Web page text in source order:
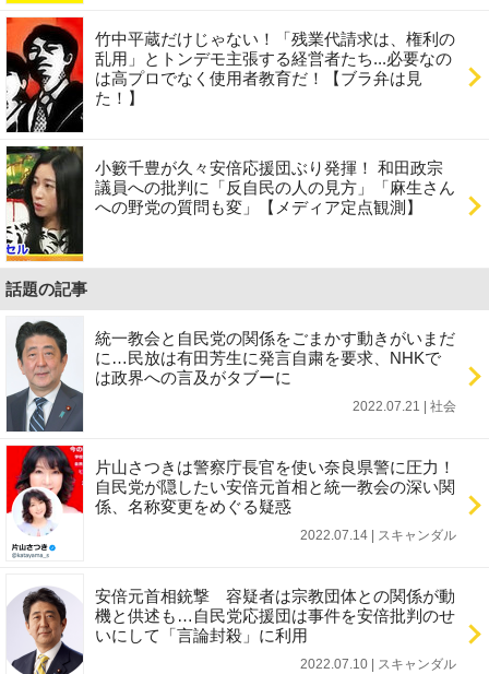
竹中平蔵だけじゃない！「残業代請求は、権利の
乱用」とトンデモ主張する経営者たち...必要なの
は高プロでなく使用者教育だ！【ブラ弁は見
た！】
小籔千豊が久々安倍応援団ぶり発揮！ 和田政宗
議員への批判に「反自民の人の見方」「麻生さん
への野党の質問も変」【メディア定点観測】
話題の記事
統一教会と自民党の関係をごまかす動きがいまだ
に…民放は有田芳生に発言自粛を要求、NHKで
は政界への言及がタブーに
2022.07.21 | 社会
片山さつきは警察庁長官を使い奈良県警に圧力！
自民党が隠したい安倍元首相と統一教会の深い関
係、名称変更をめぐる疑惑
2022.07.14 | スキャンダル
安倍元首相銃撃 容疑者は宗教団体との関係が動
機と供述も…自民党応援団は事件を安倍批判のせ
いにして「言論封殺」に利用
2022.07.10 | スキャンダル